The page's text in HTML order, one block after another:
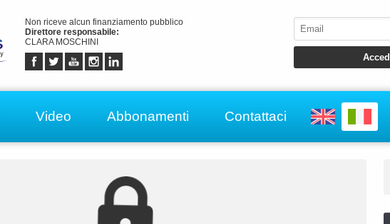
Non riceve alcun finanziamento pubblico
Direttore responsabile:
CLARA MOSCHINI
Video Abbonamenti Contattaci